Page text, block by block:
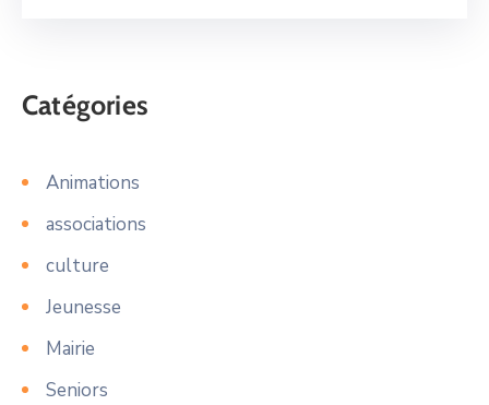
Catégories
Animations
associations
culture
Jeunesse
Mairie
Seniors